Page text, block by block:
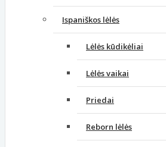
Ispaniškos lėlės
Lėlės kūdikėliai
Lėlės vaikai
Priedai
Reborn lėlės